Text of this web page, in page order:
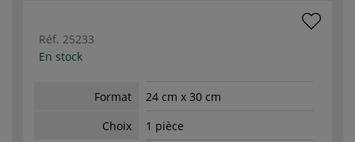
Réf. 25233
En stock
Format
24 cm x 30 cm
Choix
1 pièce